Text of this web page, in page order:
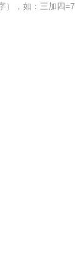
），如：三加四=7